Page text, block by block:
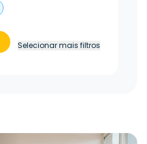
Selecionar mais filtros